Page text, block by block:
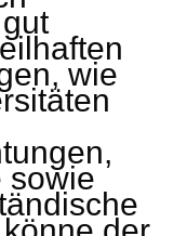
wie
sowie